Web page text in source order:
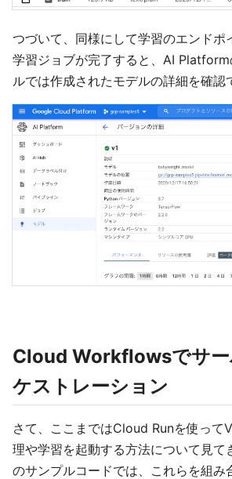
つづいて、同様にして学習のエンドポ
学習ジョブが完了すると、AI
ルでは作成されたモデルの詳細を確認
Cloud Workflowsでサー
ケストレーション
さて、ここまではCloud Runを使って
理や学習を起動する方法について見て
のサンプルコードでは、これらを組み